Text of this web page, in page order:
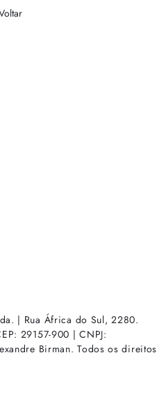
| Rua África do Sul, 2280.
29157-900 | CNPJ:
Birman. Todos os direitos